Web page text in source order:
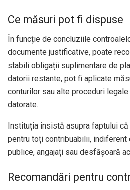
Ce măsuri pot fi dispuse
În funcție de concluziile
documente justificative, poate
stabili obligații suplimentare de
datorii restante, pot fi aplicate
conturilor sau alte proceduri
datorate.
Instituția insistă asupra faptului
pentru toți contribuabilii, indiferent
publice, angajați sau desfășoară
Recomandări pentru